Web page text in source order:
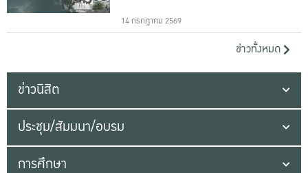
14 กรกฎาคม 2569
ข่าวทั้งหมด
ข่าวนิสิต
ประชุม/สัมมนา/อบรม
การศึกษา